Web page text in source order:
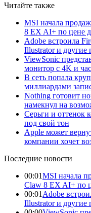
Читайте также
MSI начала
8 EX AI+ по цене
Adobe встроила
Illustrator и другие
ViewSonic
монитор с 4K и
В сеть попала
миллиардами
Nothing готовит
намекнул на
Серьги и оттенок
под свой тон
Apple может
компании хочет
Последние новости
00:01MSI начала
Claw 8 EX AI+ по
00:01 Adobe
Illustrator и другие